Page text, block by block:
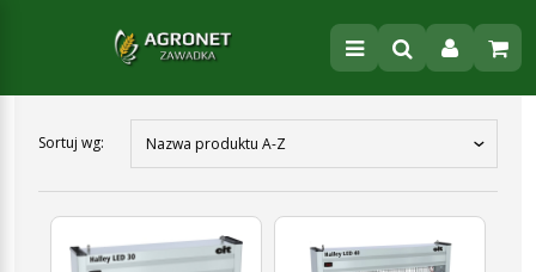
Sortuj wg: Nazwa produktu A-Z